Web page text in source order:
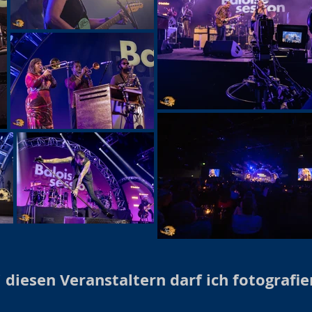
diesen Veranstaltern darf ich